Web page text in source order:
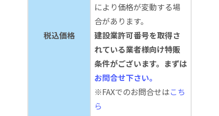
税込価格
により価格が変動する場
合があります。
建設業許可番号を取得さ
れている業者様向け特販
条件がございます。まずは
お問合せ下さい。
※FAXでのお問合せはこち
ら